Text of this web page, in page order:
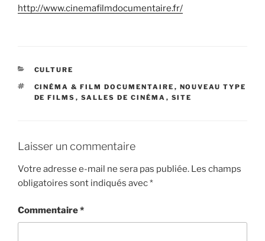
http://www.cinemafilmdocumentaire.fr/
CATÉGORIES
CULTURE
ÉTIQUETTES
CINÉMA & FILM DOCUMENTAIRE , NOUVEAU TYPE
DE FILMS , SALLES DE CINÉMA , SITE
Laisser un commentaire
Votre adresse e-mail ne sera pas publiée. Les champs
obligatoires sont indiqués avec*
Commentaire*